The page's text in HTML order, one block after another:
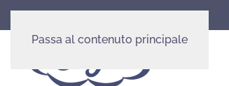
Passa al contenuto principale